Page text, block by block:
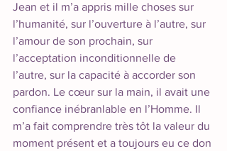
Jean et il m’a appris mille choses sur
l’humanité, sur l’ouverture à l’autre, sur
l’amour de son prochain, sur
l’acceptation inconditionnelle de
l’autre, sur la capacité à accorder son
pardon. Le cœur sur la main, il avait une
confiance inébranlable en l’Homme. Il
m’a fait comprendre très tôt la valeur du
moment présent et a toujours eu ce don